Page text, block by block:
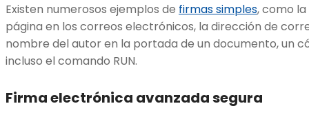
Existen numerosos ejemplos de firmas simples, como
página en los correos electrónicos, la dirección de
nombre del autor en la portada de un documento, un
incluso el comando RUN.
Firma electrónica avanzada segura